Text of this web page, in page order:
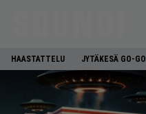
HAASTATTELU JYTÄKESÄ GO-GO